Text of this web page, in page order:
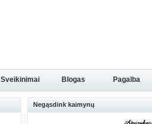
Sveikinimai Blogas Pagalba
Negąsdink kaimynų